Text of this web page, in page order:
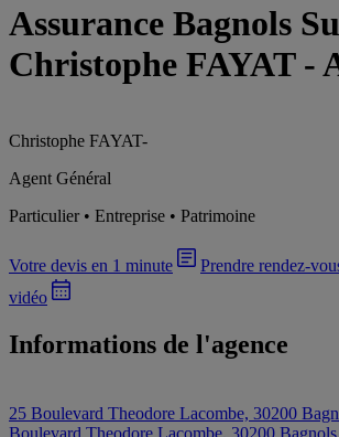
Assurance Bagnols
Christophe FAYAT -
Christophe FAYAT-
Agent Général
Particulier • Entreprise • Patrimoine
Votre devis en 1 minute
Prendre rendez-
vidéo
Informations de l'agence
25 Boulevard Theodore Lacombe, 30200
Boulevard Theodore Lacombe, 30200